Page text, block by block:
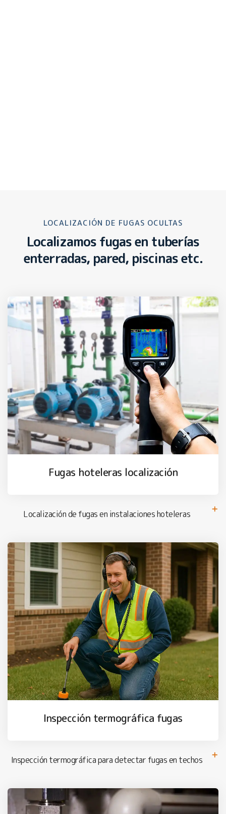
LOCALIZACIÓN DE FUGAS OCULTAS
Localizamos fugas en tuberías
enterradas, pared, piscinas etc.
Fugas hoteleras localización
Localización de fugas en instalaciones hoteleras
Inspección termográfica fugas
Inspección termográfica para detectar fugas en techos